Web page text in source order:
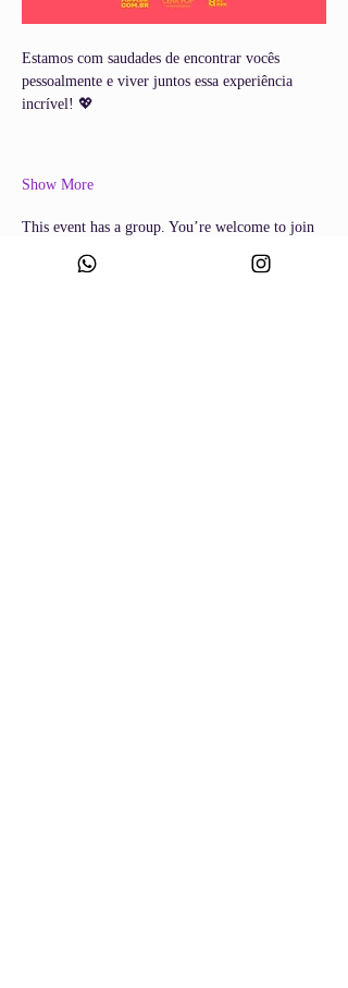
Estamos com saudades de encontrar vocês
pessoalmente e viver juntos essa experiência
incrível! 💖
Show More
This event has a group. You’re welcome to join
7 updates in the group